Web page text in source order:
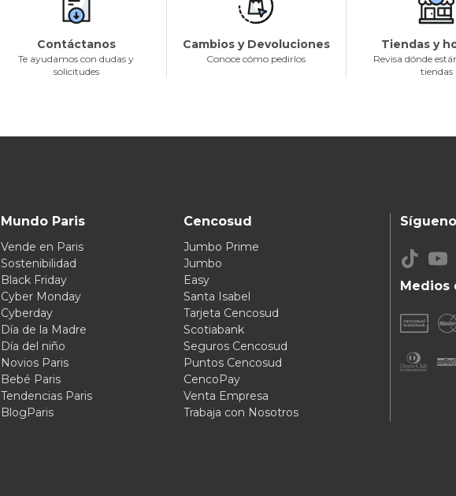
Contáctanos
Te ayudamos con dudas y
solicitudes
Cambios y Devoluciones
Conoce cómo pedirlos
Tiendas y
Revisa dónde
tiendas
Mundo Paris
Vende en Paris
Sostenibilidad
Black Friday
Cyber Monday
Cyberday
Día de la Madre
Día del niño
Novios Paris
Bebé Paris
Tendencias Paris
BlogParis
Cencosud
Jumbo Prime
Jumbo
Easy
Santa Isabel
Tarjeta Cencosud
Scotiabank
Seguros Cencosud
Puntos Cencosud
CencoPay
Venta Empresa
Trabaja con Nosotros
Medios